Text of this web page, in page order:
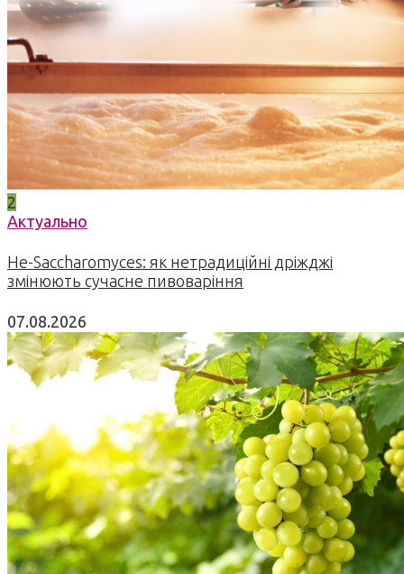
2
Актуально
Не-Saccharomyces: як нетрадиційні дріжджі
змінюють сучасне пивоваріння
07.08.2026